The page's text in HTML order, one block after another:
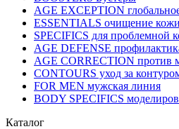
AGE EXCEPTION
ESSENTIALS очищение кожи
SPECIFICS для проблемной
AGE DEFENSE
AGE CORRECTION против
CONTOURS уход за
FOR MEN мужская линия
BODY SPECIFICS
Каталог